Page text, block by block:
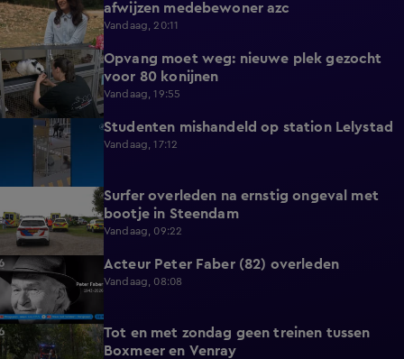
afwijzen medebewoner azc
Vandaag, 20:11
1:56
Opvang moet weg: nieuwe plek gezocht
voor 80 konijnen
Vandaag, 19:55
Studenten mishandeld op station Lelystad
Vandaag, 17:12
Surfer overleden na ernstig ongeval met
bootje in Steendam
Vandaag, 09:22
0:59 Acteur Peter Faber (82) overleden
Vandaag, 08:08
0:36
Tot en met zondag geen treinen tussen
Boxmeer en Venray